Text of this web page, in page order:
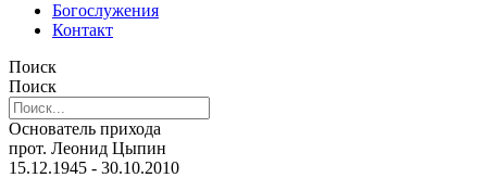
Богослужения
Контакт
Поиск
Поиск
Основатель прихода
прот. Леонид Цыпин
15.12.1945 - 30.10.2010